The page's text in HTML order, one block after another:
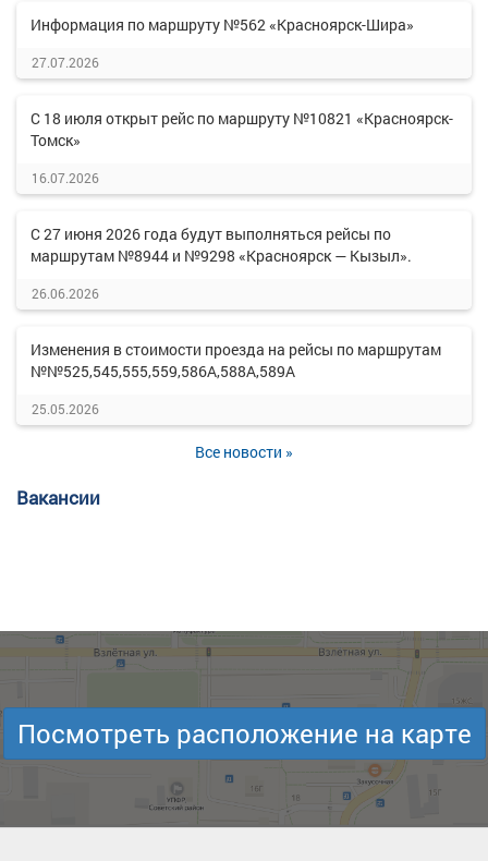
Информация по маршруту №562 «Красноярск-Шира»
27.07.2026
С 18 июля открыт рейс по маршруту №10821 «Красноярск-
Томск»
16.07.2026
С 27 июня 2026 года будут выполняться рейсы по
маршрутам №8944 и №9298 «Красноярск — Кызыл».
26.06.2026
Изменения в стоимости проезда на рейсы по маршрутам
№№525,545,555,559,586А,588А,589А
25.05.2026
Все новости »
Вакансии
Посмотреть расположение на карте